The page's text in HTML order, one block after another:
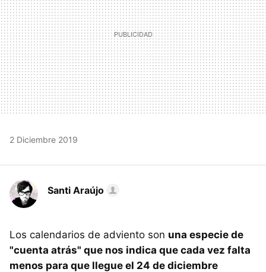
2 Diciembre 2019
Santi Araújo
Los calendarios de adviento son una especie de
"cuenta atrás" que nos indica que cada vez falta
menos para que llegue el 24 de diciembre